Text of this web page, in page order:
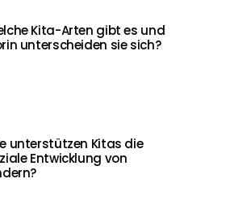
Kita-Arten gibt es und
unterscheiden sie sich?
unterstützen Kitas die
Entwicklung von